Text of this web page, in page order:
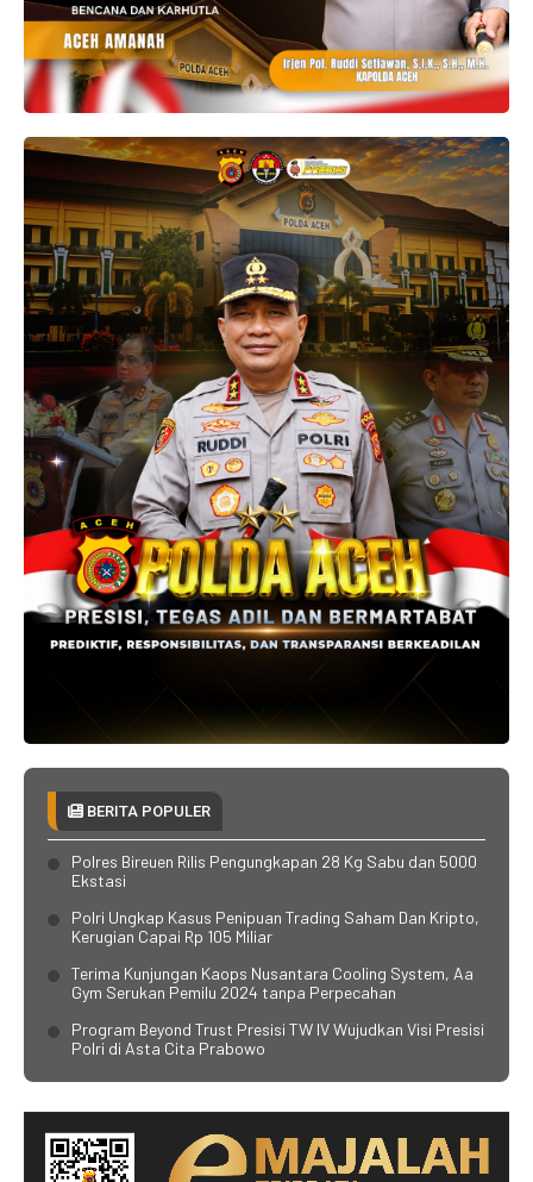
BERITA POPULER
Polres Bireuen Rilis Pengungkapan 28 Kg Sabu dan 5000
Ekstasi
Polri Ungkap Kasus Penipuan Trading Saham Dan Kripto,
Kerugian Capai Rp 105 Miliar
Terima Kunjungan Kaops Nusantara Cooling System, Aa
Gym Serukan Pemilu 2024 tanpa Perpecahan
Program Beyond Trust Presisi TW IV Wujudkan Visi Presisi
Polri di Asta Cita Prabowo